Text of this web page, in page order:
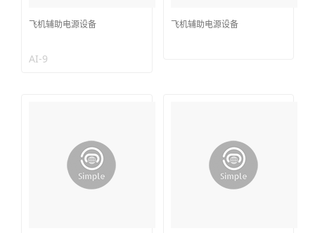
飞机辅助电源设备
AI-9
飞机辅助电源设备